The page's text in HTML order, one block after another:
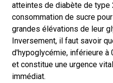
atteintes de diabète de type
consommation de sucre
grandes élévations de leur
Inversement, il faut savoir
d'hypoglycémie, inférieure
et constitue une urgence
immédiat.